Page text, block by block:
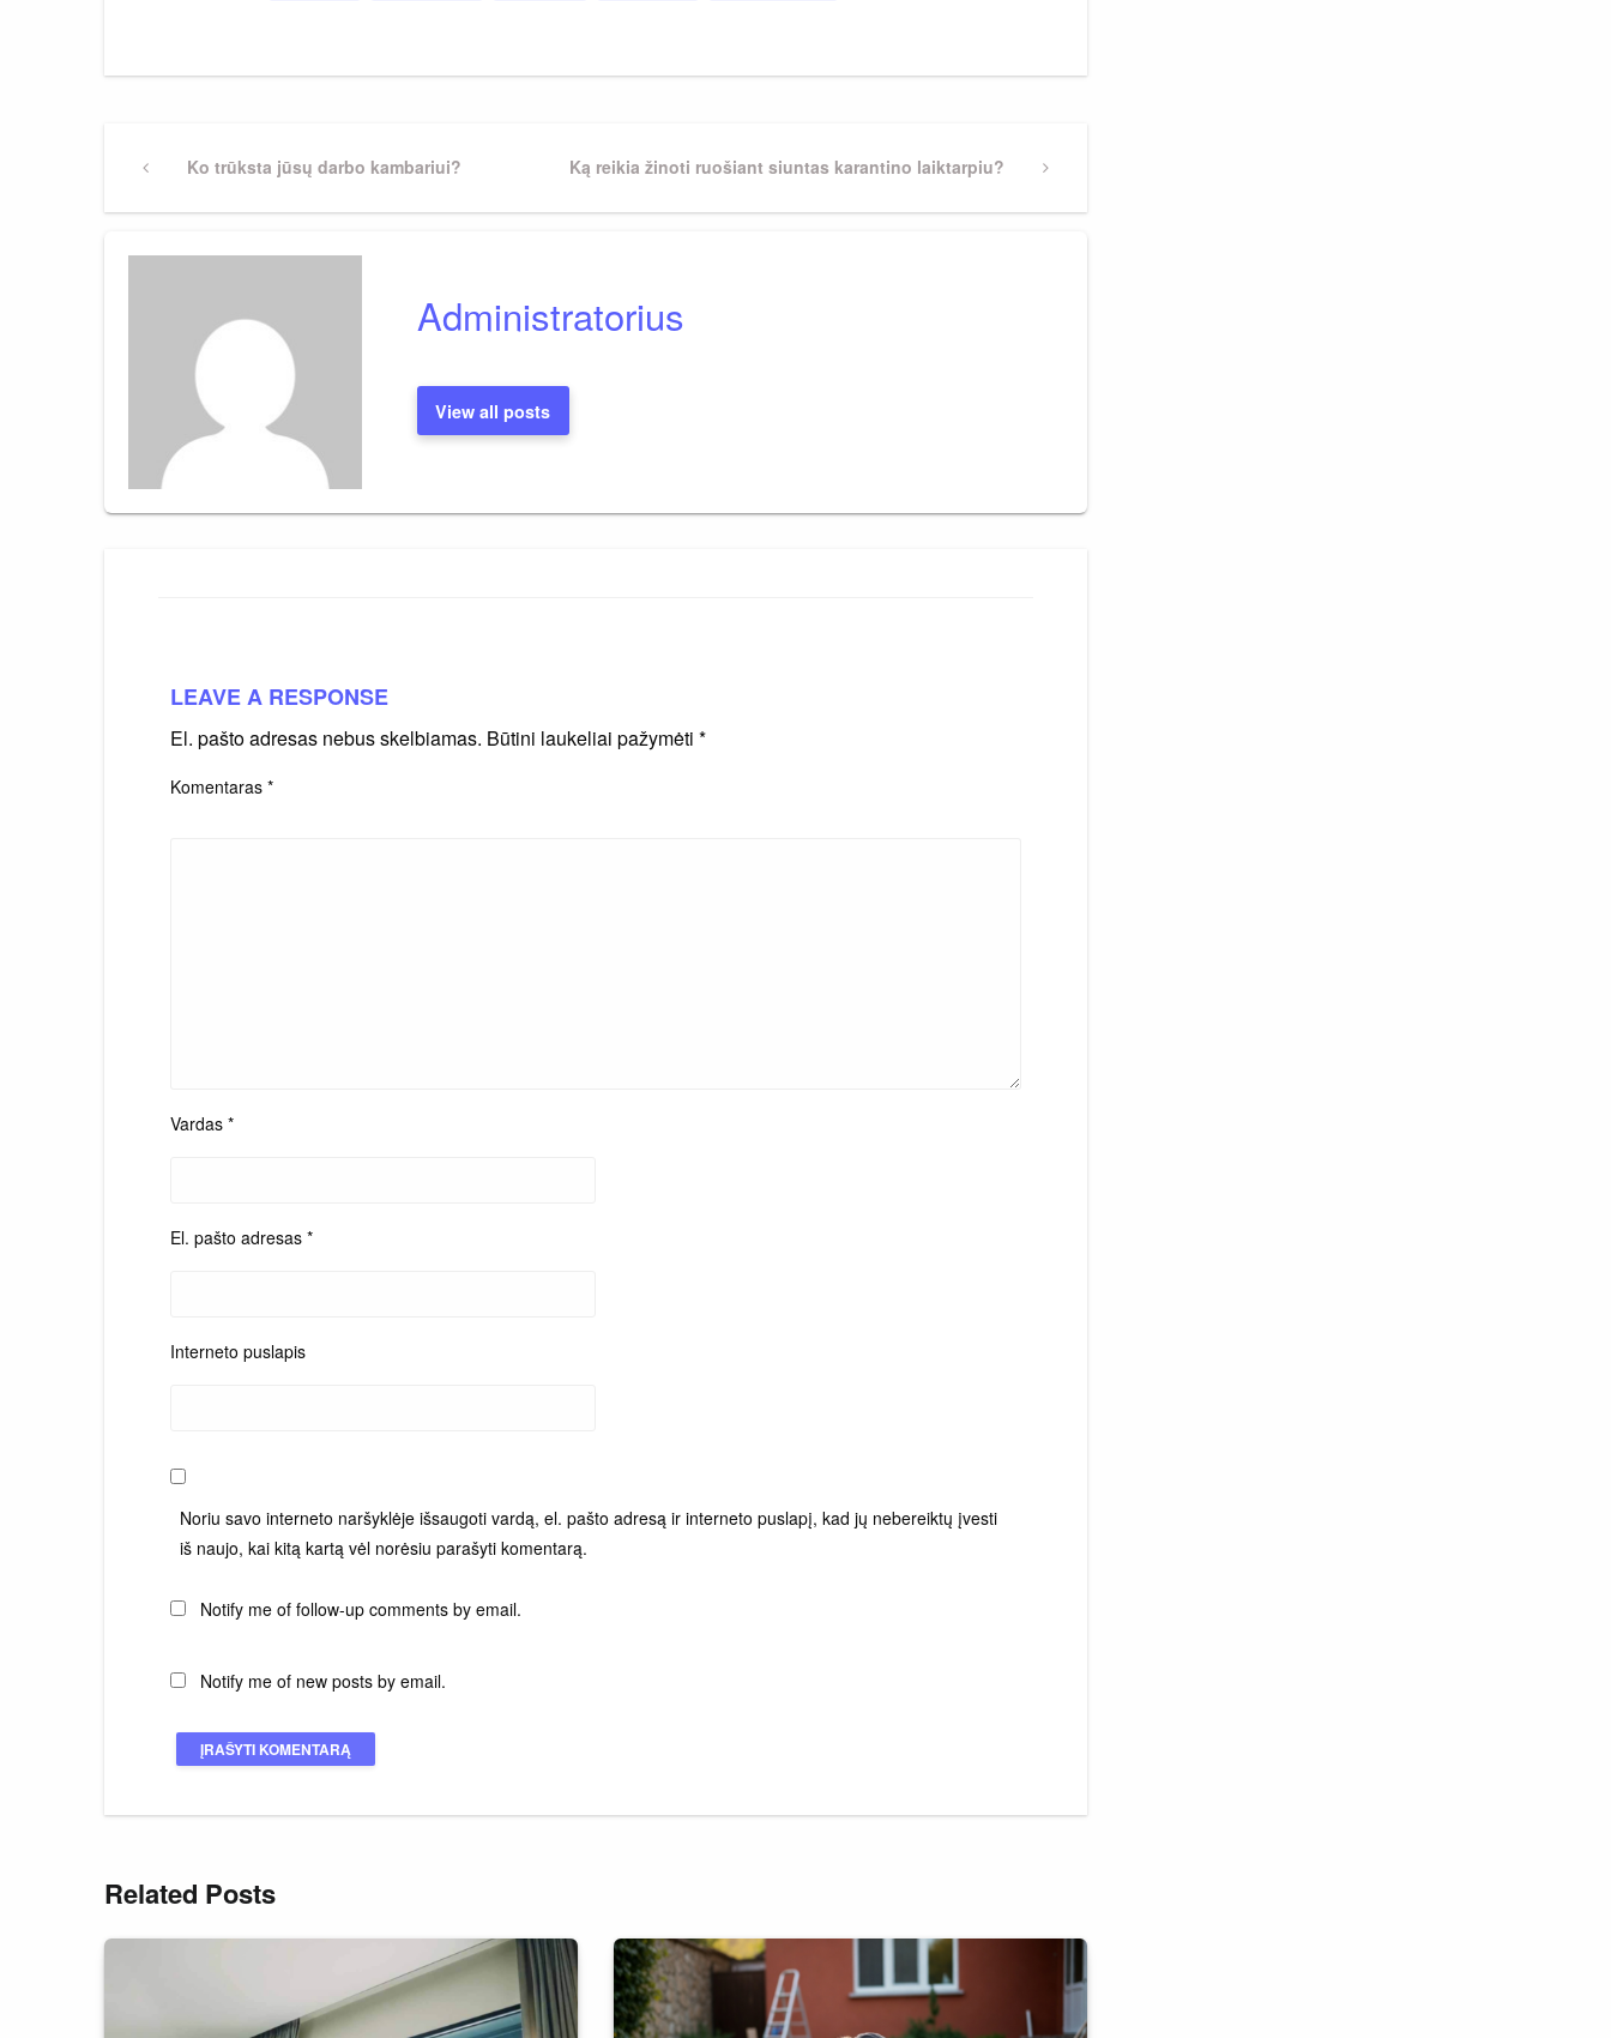
Navigacija
tarp
PreviousKo trūksta jūsų darbo kambariui?
Next
Ką reikia žinoti ruošiant siuntas karantino laiktarpiu?
Administratorius
View all posts
LEAVE A RESPONSE
El. pašto adresas nebus skelbiamas. Būtini laukeliai pažymėti *
Komentaras *
Vardas *
El. pašto adresas *
Interneto puslapis
Noriu savo interneto naršyklėje išsaugoti vardą, el. pašto adresą ir interneto puslapį, kad jų nebereiktų įvesti
iš naujo, kai kitą kartą vėl norėsiu parašyti komentarą.
Notify me of follow-up comments by email.
Notify me of new posts by email.
Related Posts